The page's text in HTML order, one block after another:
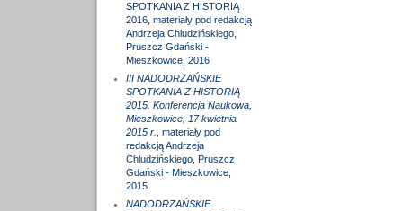
SPOTKANIA Z HISTORIĄ
2016, materiały pod redakcją
Andrzeja Chludzińskiego,
Pruszcz Gdański -
Mieszkowice, 2016
III NADODRZAŃSKIE
SPOTKANIA Z HISTORIĄ
2015. Konferencja Naukowa,
Mieszkowice, 17 kwietnia
2015 r.
, materiały pod
redakcją Andrzeja
Chludzińskiego, Pruszcz
Gdański - Mieszkowice,
2015
NADODRZAŃSKIE